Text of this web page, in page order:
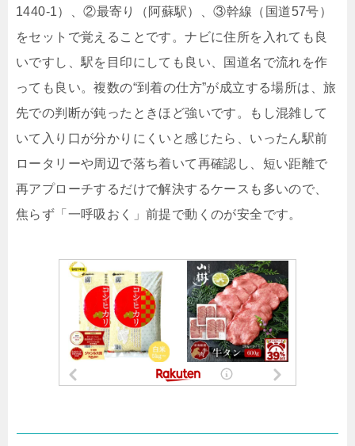
1440-1）、②最寄り（阿蘇駅）、③幹線（国道57号）
をセットで覚えることです。ナビに住所を入れても良
いですし、駅を目印にしても良い、国道名で流れを作
っても良い。複数の“到着の仕方”が成立する場所は、旅
先での判断が鈍ったときほど強いです。もし混雑して
いて入り口が分かりにくいと感じたら、いったん駅前
ロータリーや周辺で落ち着いて再確認し、短い距離で
再アプローチするだけで解決するケースも多いので、
焦らず「一呼吸おく」前提で動くのが安全です。